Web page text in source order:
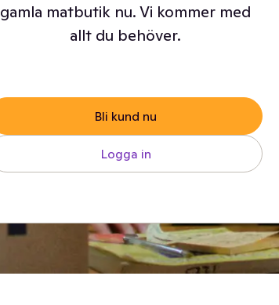
gamla matbutik nu. Vi kommer med
allt du behöver.
Bli kund nu
Logga in